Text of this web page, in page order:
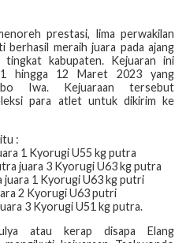
prestasi, lima perwakilan
berhasil meraih juara pada ajang
kabupaten. Kejuaran ini
hingga 12 Maret 2023 yang
Iwa. Kejuaraan tersebut
para atlet untuk dikirim ke
:
1 Kyorugi U55 kg putra
juara 3 Kyorugi U63 kg putra
juara 1 Kyorugi U63 kg putri
2 Kyorugi U63 putri
3 Kyorugi U51 kg putra.
atau kerap disapa Elang